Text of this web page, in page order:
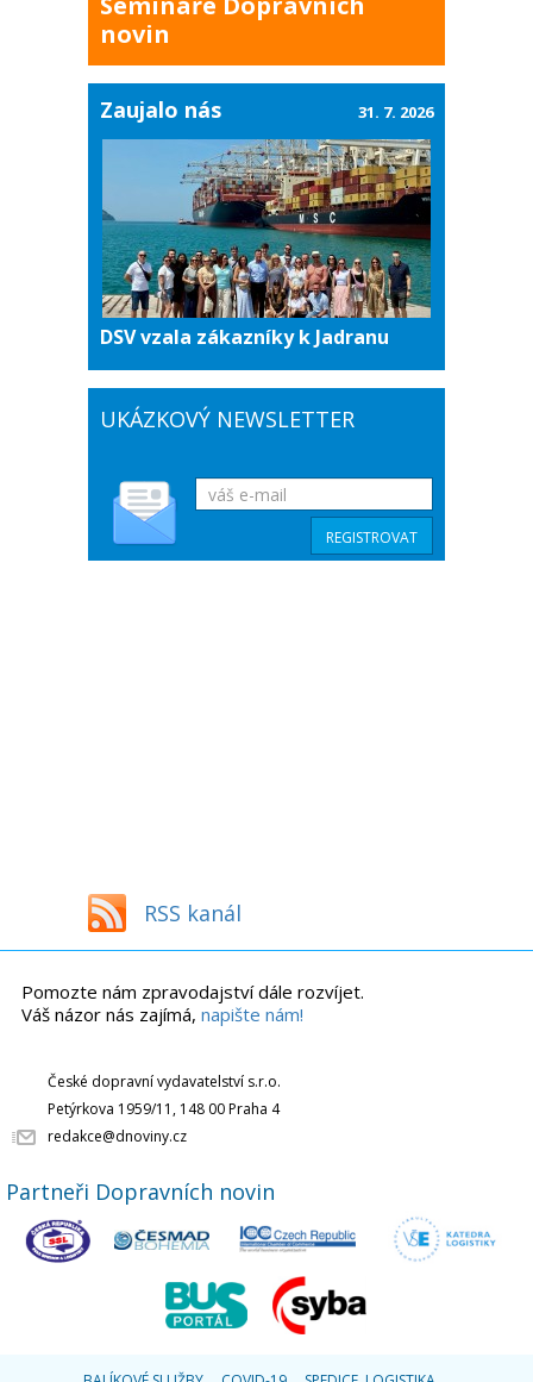
novin
Zaujalo nás
DSV vzala zákazníky k Jadranu
31. 7. 2026
UKÁZKOVÝ NEWSLETTER
RSS kanál
Pomozte nám zpravodajství dále rozvíjet.
Váš názor nás zajímá, napište nám!
České dopravní vydavatelství s.r.o.
Petýrkova 1959/11, 148 00 Praha 4
redakce@dnoviny.cz
Partneři Dopravních novin